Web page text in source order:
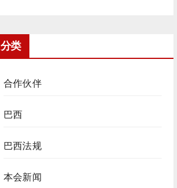
分类
合作伙伴
巴西
巴西法规
本会新闻